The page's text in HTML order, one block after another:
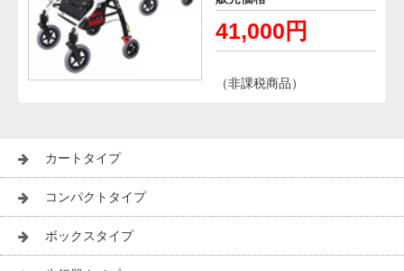
41,000円
（非課税商品）
カートタイプ
コンパクトタイプ
ボックスタイプ